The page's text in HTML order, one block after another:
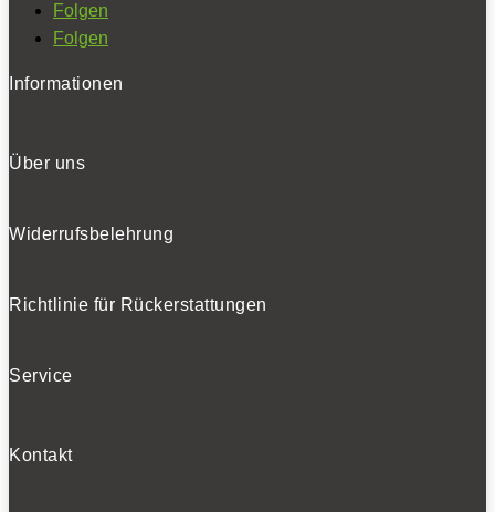
Folgen
Folgen
Informationen
Über uns
Widerrufsbelehrung
Richtlinie für Rückerstattungen
Service
Kontakt